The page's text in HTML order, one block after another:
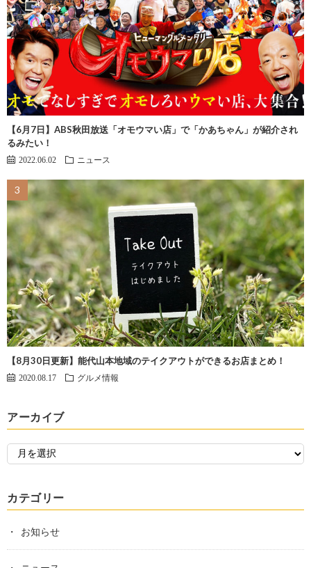
【6月7日】ABS秋田放送「オモウマい店」で「かあちゃん」が紹介され
るみたい！
2022.06.02 ニュース
【8月30日更新】能代山本地域のテイクアウトができるお店まとめ！
2020.08.17 グルメ情報
アーカイブ
カテゴリー
お知らせ